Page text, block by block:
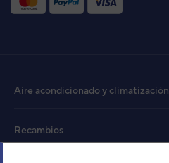
Aire acondicionado y climatización
Recambios